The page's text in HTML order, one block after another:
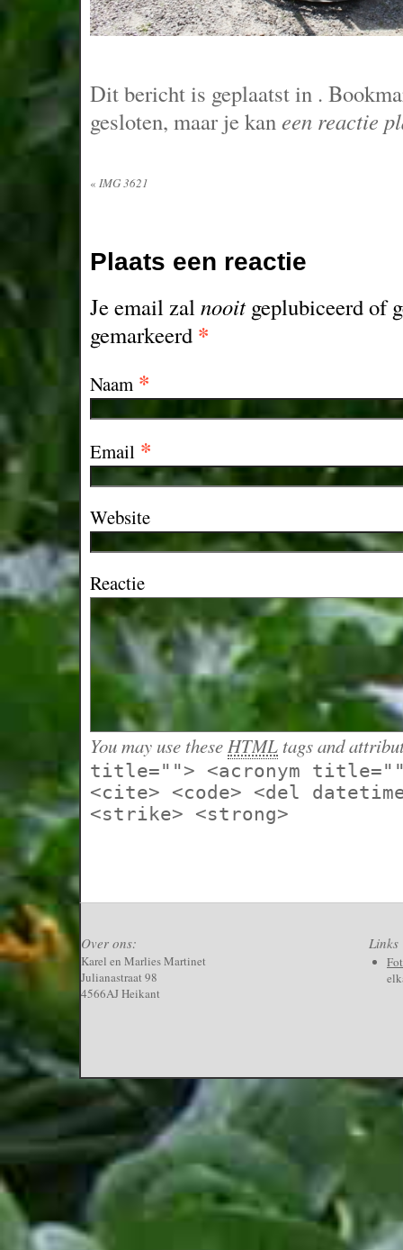
Dit bericht is geplaatst in .
gesloten, maar je kaneen reactie
« IMG 3621
Plaats een reactie
Je email zalnooitgeplubiceerd of
gemarkeerd *
Naam *
Email *
Website
Reactie
You may use theseHTML tags and
title=""> <acronym
<cite> <code> <del
<strike> <strong>
Over ons:
Karel en Marlies Martinet
Julianastraat 98
4566AJ Heikant
Links